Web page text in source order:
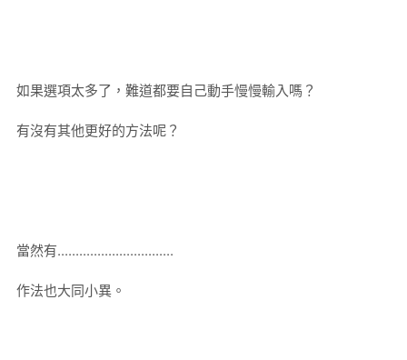
如果選項太多了，難道都要自己動手慢慢輸入嗎？
有沒有其他更好的方法呢？
當然有................................
作法也大同小異。